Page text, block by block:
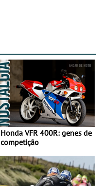
Honda VFR 400R: genes de
competição